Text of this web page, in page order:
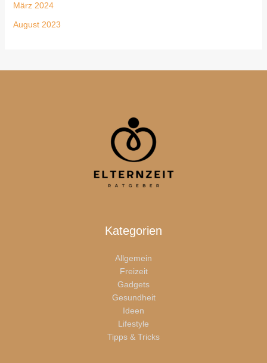
März 2024
August 2023
Kategorien
Allgemein
Freizeit
Gadgets
Gesundheit
Ideen
Lifestyle
Tipps & Tricks